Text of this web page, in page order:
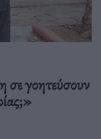
γοητεύσουν